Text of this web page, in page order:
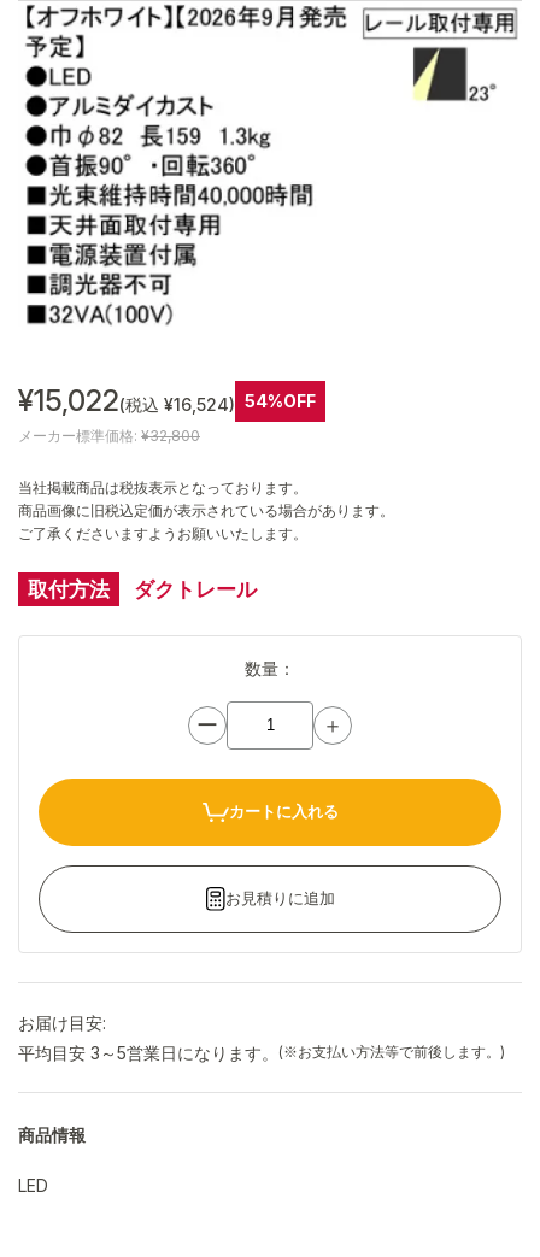
¥15,022(税込 ¥16,524) 54%OFF
メーカー標準価格: ¥32,800
当社掲載商品は税抜表示となっております。
商品画像に旧税込定価が表示されている場合があります。
ご了承くださいますようお願いいたします。
取付方法 ダクトレール
数量：
ー ＋
カートに入れる
お見積りに追加
お届け目安:
平均目安 3～5営業日になります。
(※お支払い方法等で前後します。)
商品情報
LED